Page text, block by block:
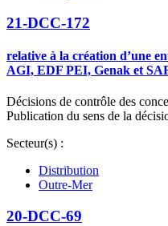
21-DCC-172
relative à la création d’une
AGI, EDF PEI, Genak et
Décisions de contrôle des
Publication du sens de la
Secteur(s) :
Distribution
Outre-Mer
20-DCC-69